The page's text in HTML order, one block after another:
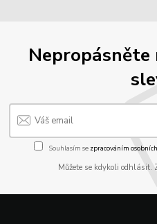
Nepropásněte
Souhlasím se zpracováním
Můžete se kdykoli